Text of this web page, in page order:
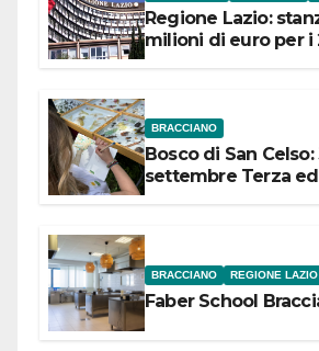
Regione Lazio:
milioni di euro per i
BRACCIANO
Bosco di San Celso:
settembre Terza
BRACCIANO REGIONE LAZIO
Faber School